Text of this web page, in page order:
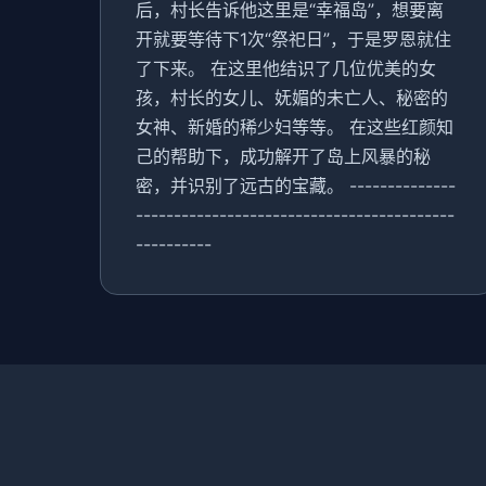
后，村长告诉他这里是“幸福岛”，想要离
开就要等待下1次“祭祀日”，于是罗恩就住
了下来。 在这里他结识了几位优美的女
孩，村长的女儿、妩媚的未亡人、秘密的
女神、新婚的稀少妇等等。 在这些红颜知
己的帮助下，成功解开了岛上风暴的秘
密，并识别了远古的宝藏。 --------------
------------------------------------------
----------